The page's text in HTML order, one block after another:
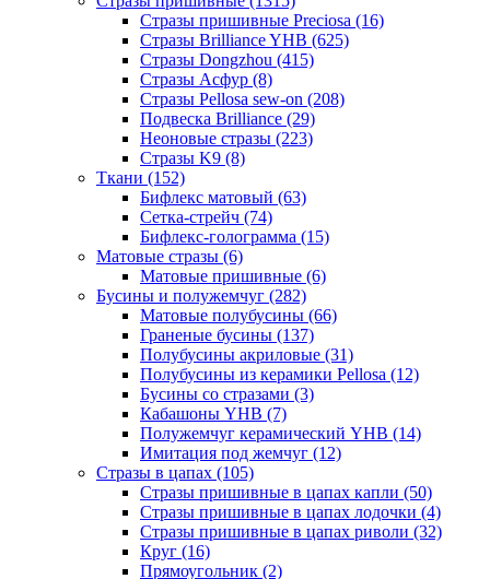
Стразы пришивные Preciosa (16)
Стразы Brilliance YHB (625)
Стразы Dongzhou (415)
Стразы Асфур (8)
Стразы Pellosa sew-on (208)
Подвеска Brilliance (29)
Неоновые стразы (223)
Стразы K9 (8)
Ткани (152)
Бифлекс матовый (63)
Сетка-стрейч (74)
Бифлекс-голограмма (15)
Матовые стразы (6)
Матовые пришивные (6)
Бусины и полужемчуг (282)
Матовые полубусины (66)
Граненые бусины (137)
Полубусины акриловые (31)
Полубусины из керамики Pellosa (12)
Бусины со стразами (3)
Кабашоны YHB (7)
Полужемчуг керамический YHB (14)
Имитация под жемчуг (12)
Стразы в цапах (105)
Стразы пришивные в цапах капли (50)
Стразы пришивные в цапах лодочки (4)
Стразы пришивные в цапах риволи (32)
Круг (16)
Прямоугольник (2)